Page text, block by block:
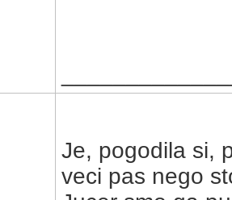
Je, pogodila si,
veci pas nego